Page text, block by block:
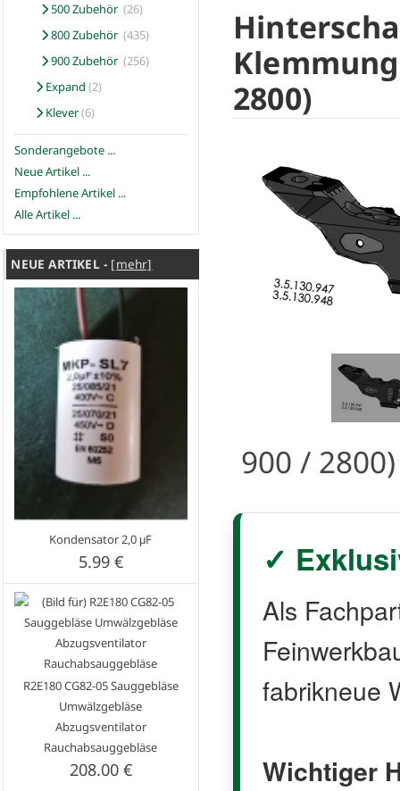
500 Zubehör (26)
800 Zubehör (435)
900 Zubehör (256)
Expand (2)
Klever(6)
Sonderangebote ...
Neue Artikel ...
Empfohlene Artikel ...
Alle Artikel ...
NEUE ARTIKEL - [mehr]
Kondensator 2,0 μF
5.99 €
R2E180 CG82-05 Sauggebläse
Umwälzgebläse
Abzugsventilator
Rauchabsauggebläse
208.00 €
2800)
900 /
✓
Als
fabrikneue
Wichtiger